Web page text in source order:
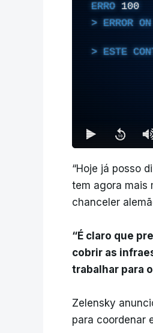
ERRO 100
ERROR
ESTE
“Hoje já posso
tem agora mais
chanceler
“É claro que
cobrir as
trabalhar para
Zelensky
para coordenar